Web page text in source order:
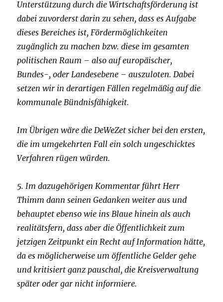
Unterstützung durch die Wirtschaftsförderung ist
dabei zuvorderst darin zu sehen, dass es Aufgabe
dieses Bereiches ist, Fördermöglichkeiten
zugänglich zu machen bzw. diese im gesamten
politischen Raum – also auf europäischer,
Bundes-, oder Landesebene – auszuloten. Dabei
setzen wir in derartigen Fällen regelmäßig auf die
kommunale Bündnisfähigkeit.
Im Übrigen wäre die DeWeZet sicher bei den ersten,
die im umgekehrten Fall ein solch ungeschicktes
Verfahren rügen würden.
5. Im dazugehörigen Kommentar führt Herr
Thimm dann seinen Gedanken weiter aus und
behauptet ebenso wie ins Blaue hinein als auch
realitätsfern, dass aber die Öffentlichkeit zum
jetzigen Zeitpunkt ein Recht auf Information hätte,
da es möglicherweise um öffentliche Gelder gehe
und kritisiert ganz pauschal, die Kreisverwaltung
später oder gar nicht informiere.